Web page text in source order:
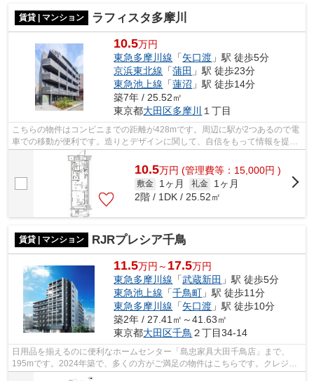
賃貸 | マンション ラフィスタ多摩川
10.5万円
東急多摩川線 「矢口渡 」駅 徒歩5分
京浜東北線 「蒲田 」駅 徒歩23分
東急池上線 「蓮沼 」駅 徒歩14分
築7年 / 25.52㎡
東京都大田区多摩川 １丁目
こちらの物件はコンビニまでの距離が428mです。周辺に駅が2つあるので電
車での移動が便利です。造りとデザインに関して、自信をもって情報を提供
できるマンションです。共用部にはエレ...
10.5万円 (管理費等：15,000円 )
敷金 1ヶ月 礼金
1ヶ月
2階 / 1DK / 25.52㎡
賃貸 | マンション RJRプレシア千鳥
11.5万円～ 17.5万円
東急多摩川線 「武蔵新田 」駅 徒歩5分
東急池上線 「千鳥町 」駅 徒歩11分
東急多摩川線 「矢口渡 」駅 徒歩10分
築2年 / 27.41㎡～41.63㎡
東京都大田区千鳥 ２丁目34-14
日用品を揃えるのに便利なホームセンター「島忠家具大田千鳥店」まで、
195mです。2024年築で、多くの方がご満足の物件はこちらです。クレジッ
トカードで初期費用をお支払いいただける...